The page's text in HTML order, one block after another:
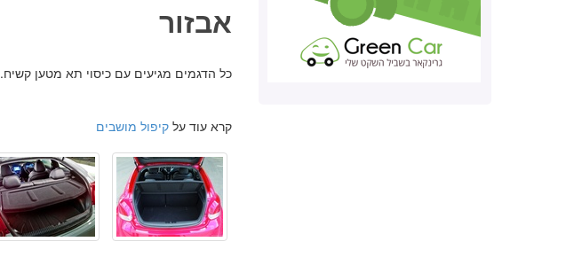
אבזור
כל הדגמים מגיעים עם כיסוי תא מטען קשיח.
קרא עוד עלקיפול מושבים